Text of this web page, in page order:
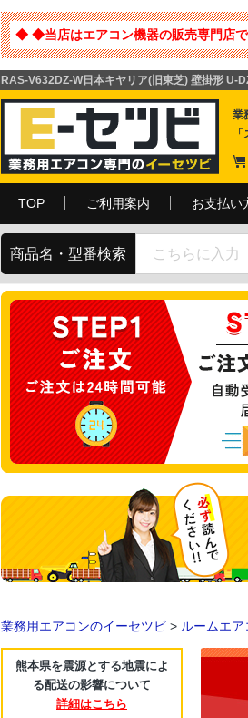
◆ ◆当店はエアコン機器の販売専門店
RAS-V632DZ-W日本キヤリア(旧東芝) 壁掛形 U-
業
TOP ご利用案内 お支払い
商品名・型番検索
業務用エアコンのイーセツビ > ルームエア
熊本県を震源とする地震によ
る配送の影響について
詳細はこちら